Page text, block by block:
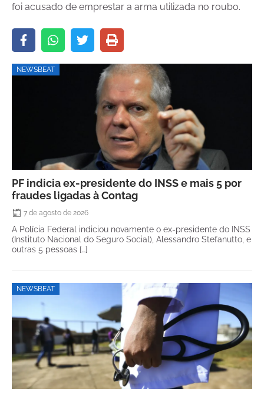
foi acusado de emprestar a arma utilizada no roubo.
NEWSBEAT
PF indicia ex-presidente do INSS e mais 5 por
fraudes ligadas à Contag
7 de agosto de 2026
A Polícia Federal indiciou novamente o ex-presidente do INSS
(Instituto Nacional do Seguro Social), Alessandro Stefanutto, e
outras 5 pessoas […]
NEWSBEAT